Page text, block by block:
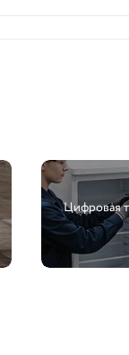
Цифровая